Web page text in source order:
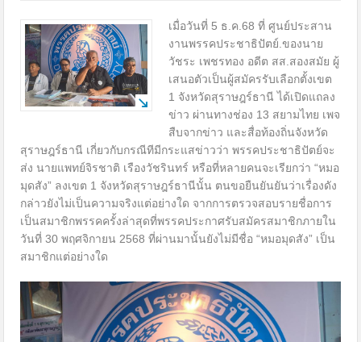
เมื่อวันที่ 5 ธ.ค.68 ที่ ศูนย์ประสาน
งานพรรคประชาธิปัตย์.ของนาย
วัชระ เพชรทอง อดีต สส.สองสมัย ผู้
เสนอตัวเป็นผู้สมัครรับเลือกตั้งเขต
1 จังหวัดสุราษฎร์ธานี ได้เปิดแถลง
ข่าว ผ่านทางช่อง 13 สยามไทย เพจ
สืบจากข่าว และสื่อท้องถิ่นจังหวัด
สุราษฎร์ธานี เกี่ยวกับกรณีทีมีกระแสข่าวว่า พรรคประชาธิปัตย์จะ
ส่ง นายแพทย์จิรชาติ เรืองวัชรินทร์ หรือที่หลายคนจะเรียกว่า “หมอ
มุดสัง” ลงเขต 1 จังหวัดสุราษฎร์ธานีนั้น ตนขอยืนยันยันว่าเรื่องดัง
กล่าวยังไม่เป็นความจริงแต่อย่างใด จากการตรวจสอบรายชื่อการ
เป็นสมาชิกพรรคครั้งล่าสุดที่พรรคประกาศรับสมัครสมาชิกภายใน
วันที่ 30 พฤศจิกายน 2568 ที่ผ่านมานั้นยังไม่มีชื่อ “หมอมุดสัง” เป็น
สมาชิกแต่อย่างใด